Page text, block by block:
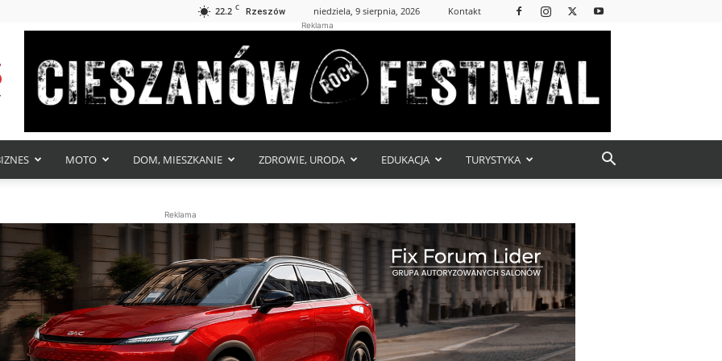
22.2 C Rzeszów niedziela, 9 sierpnia, 2026 Kontakt
Reklama
MOTO DOM, MIESZKANIE ZDROWIE, URODA EDUKACJA TURYSTYKA
Reklama